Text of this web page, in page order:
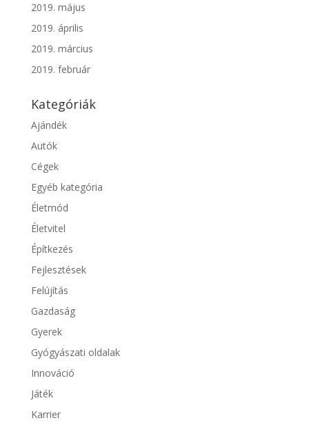
2019. május
2019. április
2019. március
2019. február
Kategóriák
Ajándék
Autók
Cégek
Egyéb kategória
Életmód
Életvitel
Építkezés
Fejlesztések
Felújítás
Gazdaság
Gyerek
Gyógyászati oldalak
Innováció
Játék
Karrier